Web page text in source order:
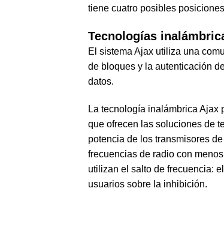
tiene cuatro posibles
Tecnologías
El sistema Ajax utiliza una
de bloques y la autenticación
datos.
La tecnología inalámbrica Ajax
que ofrecen las soluciones de
potencia de los transmisores
frecuencias de radio con
utilizan el salto de frecuencia:
usuarios sobre la inhibición.